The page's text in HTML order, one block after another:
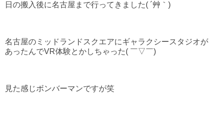
日の搬入後に名古屋まで行ってきました( ´艸｀)
名古屋のミッドランドスクエアにギャラクシースタジオが
あったんでVR体験とかしちゃった( ￣▽￣)
見た感じボンバーマンですが笑